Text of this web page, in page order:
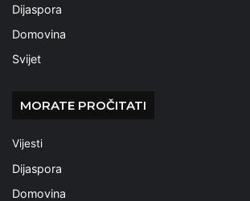
Dijaspora
Domovina
Svijet
MORATE PROČITATI
Vijesti
Dijaspora
Domovina